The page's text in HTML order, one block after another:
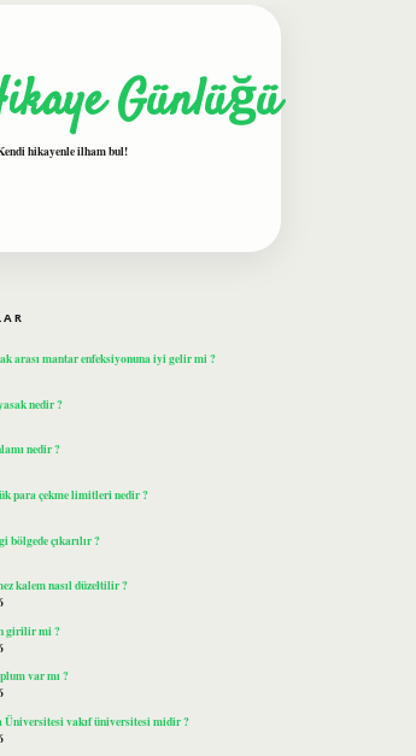
Günlüğü
hikayenle ilham bul!
arası mantar enfeksiyonuna iyi gelir mi ?
nedir ?
nedir ?
para çekme limitleri nedir ?
bölgede çıkarılır ?
kalem nasıl düzeltilir ?
girilir mi ?
var mı ?
Üniversitesi vakıf üniversitesi midir ?